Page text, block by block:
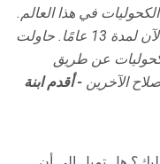
في هذا العالم.
13 عامًا.
حاولت
عن طريق
الآخرين - أقدم ابنة